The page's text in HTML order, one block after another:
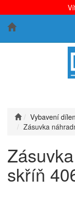
Vybavení dílen
Zásuvka
skříň